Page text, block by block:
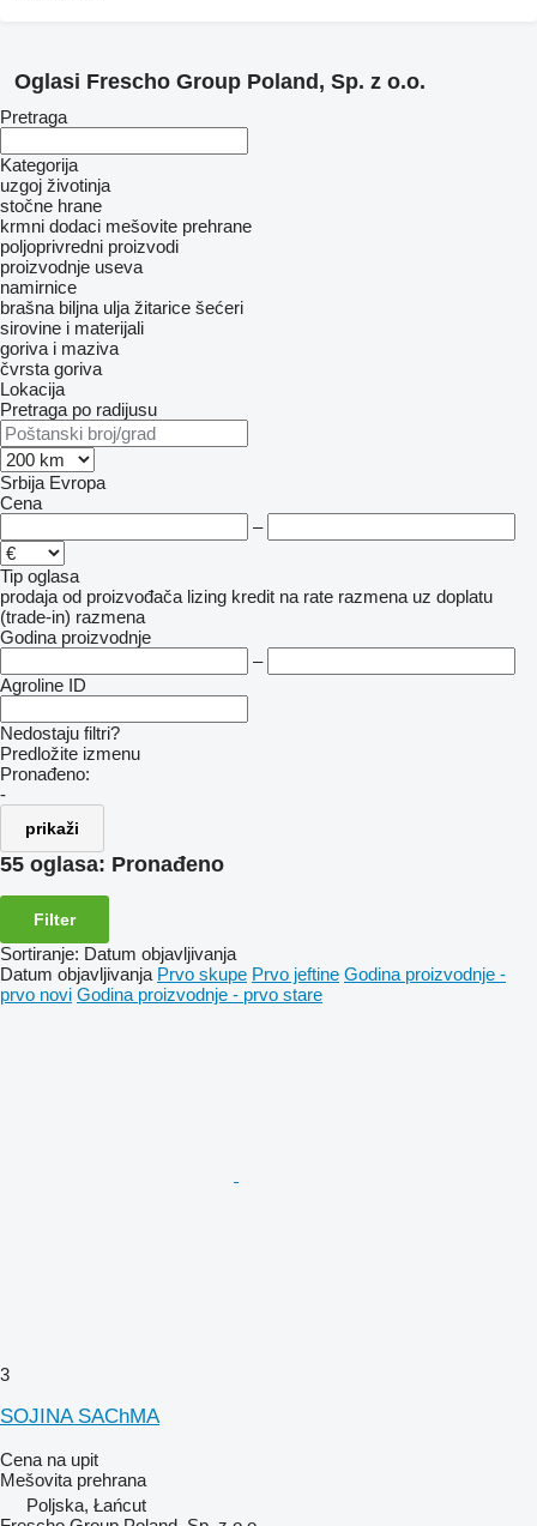
Oglasi Frescho Group Poland, Sp. z o.o.
Pretraga
Kategorija
uzgoj životinja
stočne hrane
krmni dodaci mešovite prehrane
poljoprivredni proizvodi
proizvodnje useva
namirnice
brašna biljna ulja žitarice šećeri
sirovine i materijali
goriva i maziva
čvrsta goriva
Lokacija
Pretraga po radijusu
Srbija Evropa
Cena
–
Tip oglasa
prodaja od proizvođača lizing kredit na rate razmena uz doplatu
(trade-in) razmena
Godina proizvodnje
–
Agroline ID
Nedostaju filtri?
Predložite izmenu
Pronađeno:
-
prikaži
55 oglasa: Pronađeno
Filter
Sortiranje: Datum objavljivanja
Datum objavljivanja Prvo skupe Prvo jeftine Godina proizvodnje -
prvo novi Godina proizvodnje - prvo stare
3
SOЈINA SAChMA
Cena na upit
Mešovita prehrana
Poljska, Łańcut